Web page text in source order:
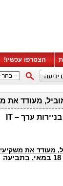
הצטרפו עכשיו!
מעודד את משקיעי
לקבל ייעוץ משפטי לפני המועד החשוב של 18 במאי, בתביעה